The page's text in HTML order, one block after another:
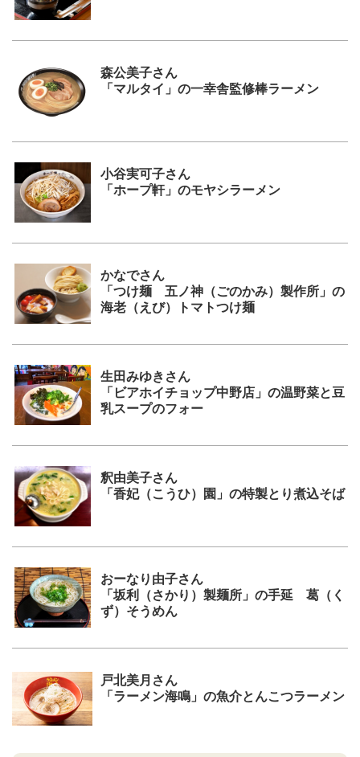
森公美子さん
「マルタイ」の一幸舎監修棒ラーメン
小谷実可子さん
「ホープ軒」のモヤシラーメン
かなでさん
「つけ麺 五ノ神（ごのかみ）製作所」の
海老（えび）トマトつけ麺
生田みゆきさん
「ビアホイチョップ中野店」の温野菜と豆
乳スープのフォー
釈由美子さん
「香妃（こうひ）園」の特製とり煮込そば
おーなり由子さん
「坂利（さかり）製麺所」の手延 葛（く
ず）そうめん
戸北美月さん
「ラーメン海鳴」の魚介とんこつラーメン